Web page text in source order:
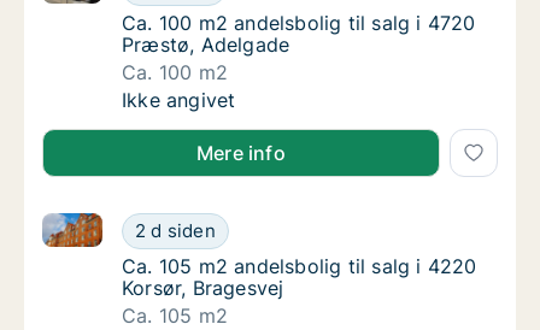
Ca. 100 m2 andelsbolig til salg i 4720
Ca. 100 m2 andelsbolig til salg i 4720
Præstø, Adelgade
Ca. 100 m2
Ca. 100 m2 andelsbolig til salg i 4720
Ikke angivet
Mere info
Ca. 105 m2 andelsbolig til salg i 4220
2 d siden
Ca. 105 m2 andelsbolig til salg i 4220 Korsør,
Ca. 105 m2 andelsbolig til salg i 4220
Ca. 105 m2 andelsbolig til salg i 4220
Korsør, Bragesvej
Ca. 105 m2